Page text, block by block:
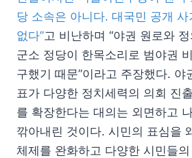
당 소속은 아니다. 대국민 공개
없다”고 비난하며 “야권 원로와
군소 정당이 한목소리로 범야권
구했기 때문”이라고 주장했다. 야
표가 다양한 정치세력의 의회 진
를 확장한다는 대의는 외면하고
깎아내린 것이다. 시민의 표심을
체제를 완화하고 다양한 시민들